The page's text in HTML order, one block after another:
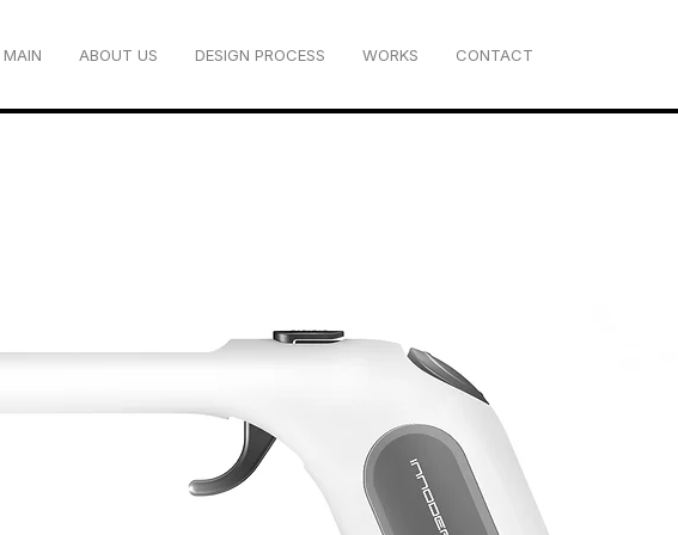
MAIN ABOUT US DESIGN PROCESS WORKS CONTACT